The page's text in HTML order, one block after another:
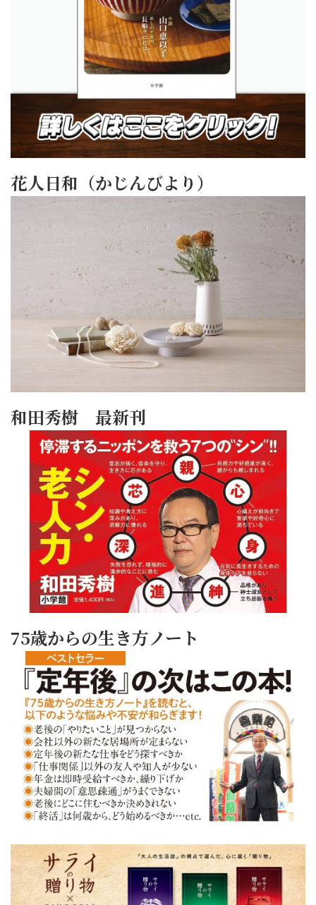
花人日和（かじんびより）
和田秀樹 最新刊
75歳からの生き方ノート